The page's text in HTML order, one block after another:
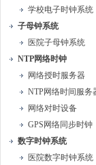
学校电子时钟系统
子母钟系统
医院子母钟系统
NTP网络时钟
网络授时服务器
NTP网络时间服务
网络对时设备
GPS网络同步时钟
数字时钟系统
医院数字时钟系统